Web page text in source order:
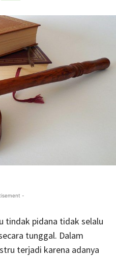
-
tindak pidana tidak selalu
tunggal. Dalam
terjadi karena adanya